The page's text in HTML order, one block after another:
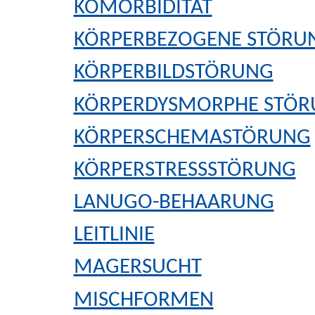
KOMORBIDITÄT
KÖRPERBEZOGENE
KÖRPERBILDSTÖRUNG
KÖRPERDYSMORPHE
KÖRPERSCHEMASTÖRUNG
KÖRPERSTRESSSTÖRUNG
LANUGO-BEHAARUNG
LEITLINIE
MAGERSUCHT
MISCHFORMEN